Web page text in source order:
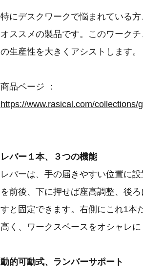
特にデスクワークで悩まれている
オススメの製品です。このワーク
の生産性を大きくアシストします。
商品ページ ：
レバー１本、３つの機能
レバーは、手の届きやすい位置に
を前後、下に押せば座高調整、後
すと固定できます。右側にこれ1本
高く、ワークスペースをオシャレに
動的可動式、ランバーサポート